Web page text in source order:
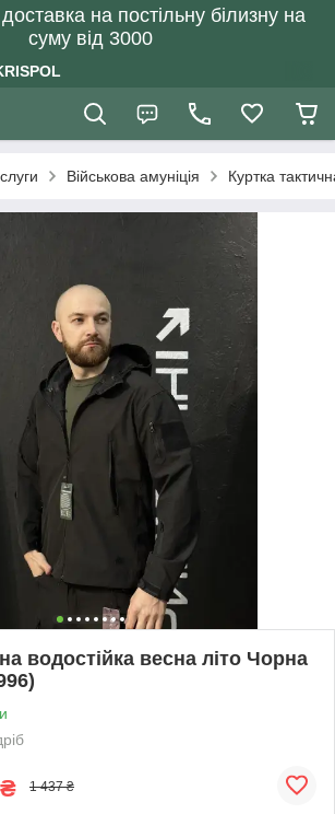
на постільну білизну на
суму від 3000
Військова амуніція Куртка
водостійка весна літо Чорна
₴ 1 437 ₴